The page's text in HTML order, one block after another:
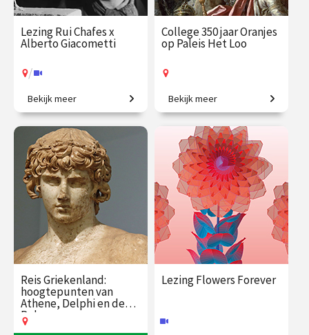
Lezing Rui Chafes x
Alberto Giacometti
/
Ontmoeting tussen twee
grootmeesters.
€ 19.50
vanaf 7
sep.
/ Op locatie of online
Bekijk meer
College 350 jaar Oranjes
op Paleis Het Loo
Van jachtslot tot vorstelijk
paleis.
€ 35.00
vanaf 8
sep.
Op locatie
Bekijk meer
Reis Griekenland:
hoogtepunten van
Athene, Delphi en de
Peloponnesos
Lezing Flowers Forever